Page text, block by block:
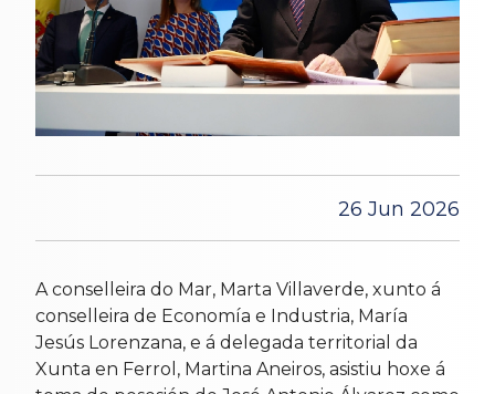
26 Jun 2026
A conselleira do Mar, Marta Villaverde, xunto á
conselleira de Economía e Industria, María
Jesús Lorenzana, e á delegada territorial da
Xunta en Ferrol, Martina Aneiros, asistiu hoxe á